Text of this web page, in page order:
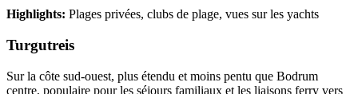
Highlights: Plages privées, clubs de plage, vues sur les yachts
Turgutreis
Sur la côte sud-ouest, plus étendu et moins pentu que Bodrum
centre, populaire pour les séjours familiaux et les liaisons ferry vers